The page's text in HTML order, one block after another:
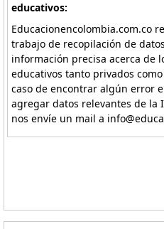
educativos:
Educacionencolombia.com.co
trabajo de recopilación de
información precisa acerca de
educativos tanto privados
caso de encontrar algún error
agregar datos relevantes de
nos envíe un mail a